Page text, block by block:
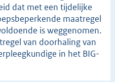
dat met een tijdelijke
maatregel
is weggenomen.
van doorhaling van
in het BIG-